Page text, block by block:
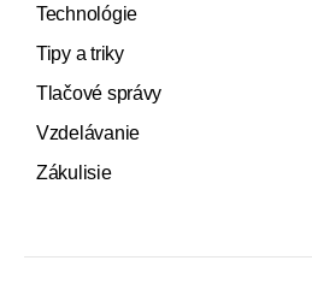
Technológie
Tipy a triky
Tlačové správy
Vzdelávanie
Zákulisie